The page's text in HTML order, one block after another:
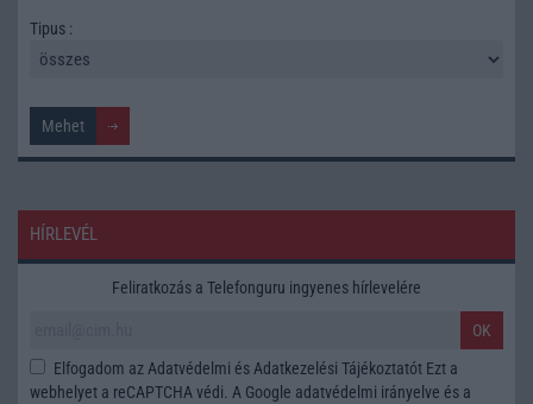
Tipus :
HÍRLEVÉL
Feliratkozás a Telefonguru ingyenes hírlevelére
OK
Elfogadom azAdatvédelmi és Adatkezelési Tájékoztatót Ezt a
webhelyet a reCAPTCHA védi. A Google adatvédelmi irányelve és a